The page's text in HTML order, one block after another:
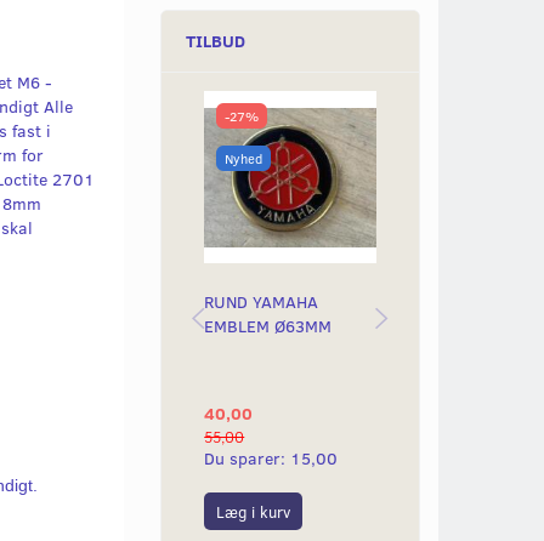
M6 -
Alle
fast i
for
2701
TILBUD
-27%
Nyhed
RUND YAMAHA
EMBLEM Ø63MM
40,00
55,00
Du sparer: 15,00
Læg i kurv